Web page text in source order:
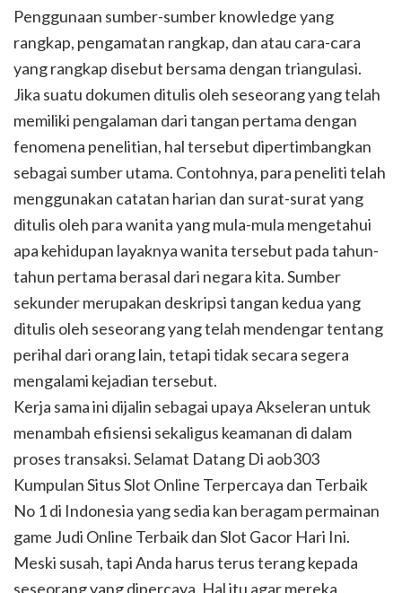
Penggunaan sumber-sumber knowledge yang
rangkap, pengamatan rangkap, dan atau cara-cara
yang rangkap disebut bersama dengan triangulasi.
Jika suatu dokumen ditulis oleh seseorang yang telah
memiliki pengalaman dari tangan pertama dengan
fenomena penelitian, hal tersebut dipertimbangkan
sebagai sumber utama. Contohnya, para peneliti telah
menggunakan catatan harian dan surat-surat yang
ditulis oleh para wanita yang mula-mula mengetahui
apa kehidupan layaknya wanita tersebut pada tahun-
tahun pertama berasal dari negara kita. Sumber
sekunder merupakan deskripsi tangan kedua yang
ditulis oleh seseorang yang telah mendengar tentang
perihal dari orang lain, tetapi tidak secara segera
mengalami kejadian tersebut.
Kerja sama ini dijalin sebagai upaya Akseleran untuk
menambah efisiensi sekaligus keamanan di dalam
proses transaksi. Selamat Datang Di aob303
Kumpulan Situs Slot Online Terpercaya dan Terbaik
No 1 di Indonesia yang sedia kan beragam permainan
game Judi Online Terbaik dan Slot Gacor Hari Ini.
Meski susah, tapi Anda harus terus terang kepada
seseorang yang dipercaya. Hal itu agar mereka